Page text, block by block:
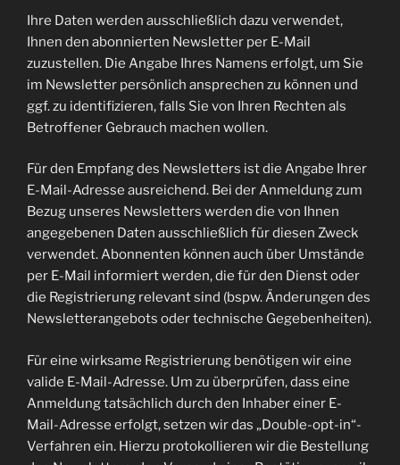
Ihre Daten werden ausschließlich dazu verwendet,
Ihnen den abonnierten Newsletter per E-Mail
zuzustellen. Die Angabe Ihres Namens erfolgt, um Sie
im Newsletter persönlich ansprechen zu können und
ggf. zu identifizieren, falls Sie von Ihren Rechten als
Betroffener Gebrauch machen wollen.
Für den Empfang des Newsletters ist die Angabe Ihrer
E-Mail-Adresse ausreichend. Bei der Anmeldung zum
Bezug unseres Newsletters werden die von Ihnen
angegebenen Daten ausschließlich für diesen Zweck
verwendet. Abonnenten können auch über Umstände
per E-Mail informiert werden, die für den Dienst oder
die Registrierung relevant sind (bspw. Änderungen des
Newsletterangebots oder technische Gegebenheiten).
Für eine wirksame Registrierung benötigen wir eine
valide E-Mail-Adresse. Um zu überprüfen, dass eine
Anmeldung tatsächlich durch den Inhaber einer E-
Mail-Adresse erfolgt, setzen wir das „Double-opt-in“-
Verfahren ein. Hierzu protokollieren wir die Bestellung